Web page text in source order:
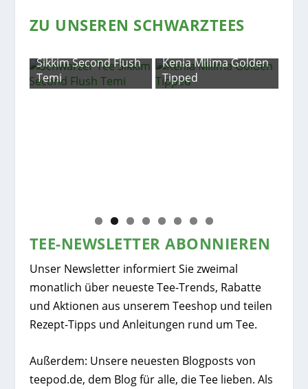
ZU UNSEREN SCHWARZTEES
Sikkim Second Flush
Temi
Kenia Milima Golden
Tipped
TEE-NEWSLETTER ABONNIEREN
Unser Newsletter informiert Sie zweimal
monatlich über neueste Tee-Trends, Rabatte
und Aktionen aus unserem Teeshop und teilen
Rezept-Tipps und Anleitungen rund um Tee.
Außerdem: Unsere neuesten Blogposts von
teepod.de, dem Blog für alle, die Tee lieben. Als